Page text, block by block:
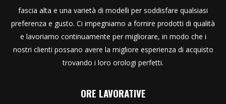
fascia alta e una varietà di modelli per soddisfare qualsiasi
preferenza e gusto. Ci impegniamo a fornire prodotti di qualità
e lavoriamo continuamente per migliorare, in modo che i
nostri clienti possano avere la migliore esperienza di acquisto
trovando i loro orologi perfetti.
ORE LAVORATIVE